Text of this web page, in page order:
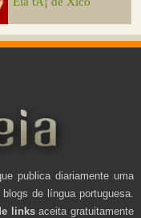
publica diariamente uma
de língua portuguesa.
linksaceita gratuitamente